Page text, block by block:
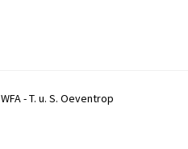
WFA - T. u. S. Oeventrop